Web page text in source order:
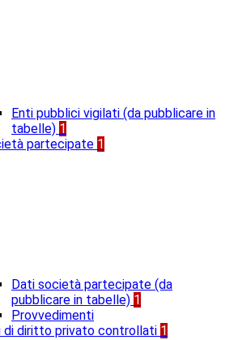
Enti pubblici vigilati (da pubblicare in
tabelle) 1
partecipate 1
Dati società partecipate (da
pubblicare in tabelle) 1
Provvedimenti
di diritto privato controllati 1